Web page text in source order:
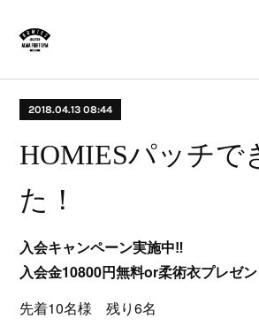
2018.04.13 08:44
HOMIESパッチで
た！
入会キャンペーン実施中‼️
入会金10800円無料or柔術衣プレゼン
先着10名様 残り6名